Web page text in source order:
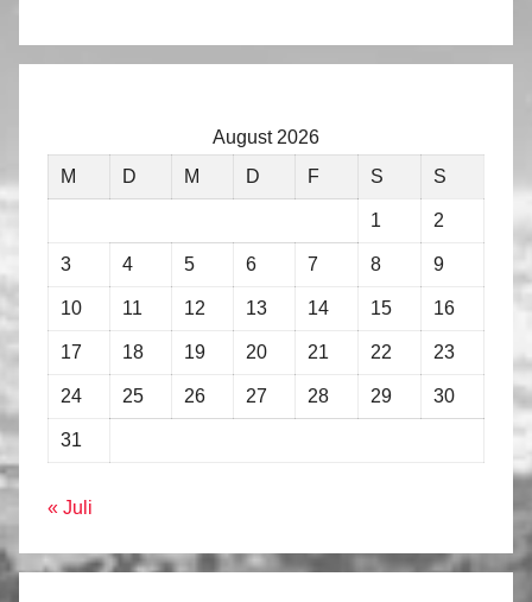
August 2026
M
D M D F S S
1 2
3 4 5 6 7 8 9
10 11 12 13 14 15 16
17 18 19 20 21 22 23
24 25 26 27 28 29 30
31
« Juli